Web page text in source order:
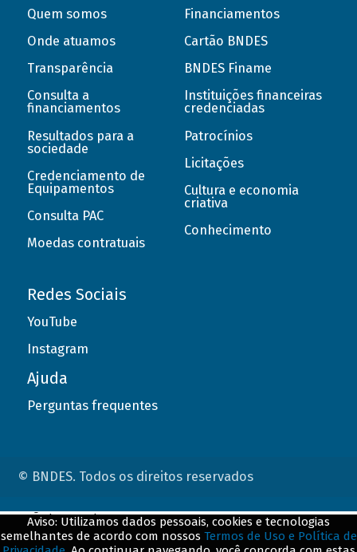
Quem somos
Onde atuamos
Transparência
Consulta a
financiamentos
Resultados para a
sociedade
Credenciamento de
Equipamentos
Consulta PAC
Moedas contratuais
Financiamentos
Cartão BNDES
BNDES Finame
Instituições financeiras
credenciadas
Patrocínios
Licitações
Cultura e economia
criativa
Conhecimento
Redes Sociais
YouTube
Instagram
Ajuda
Perguntas frequentes
© BNDES. Todos os direitos reservados
Aviso: Utilizamos dados pessoais, cookies e tecnologias
semelhantes de acordo com nossos Termos de Uso e Política de
ConteÃºdo complementar
${title}${badge}